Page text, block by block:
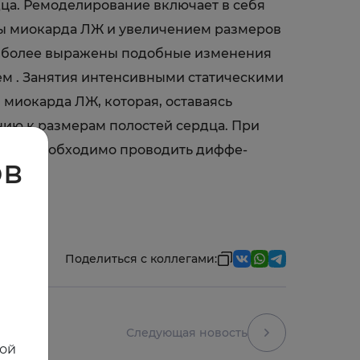
Ремоделирование включает в себя
миокарда ЛЖ и увеличением размеров
выражены подобные изменения
. Занятия интенсивными статическими
ЛЖ, которая, оставаясь
к размерам полостей сердца. При
необходимо проводить диффе-
Поделиться с коллегами:
Следующая новость